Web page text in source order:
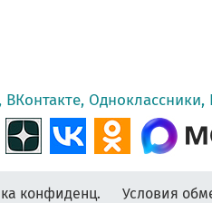
ВКонтакте, Одноклассники,
конфиденц. Условия